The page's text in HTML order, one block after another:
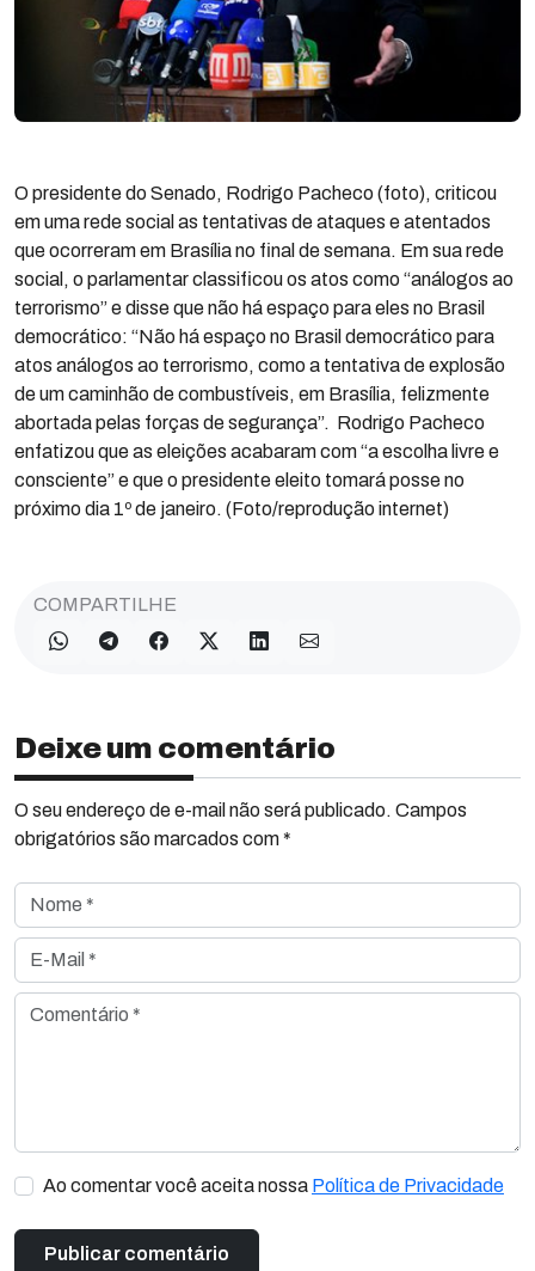
O presidente do Senado, Rodrigo Pacheco (foto), criticou
em uma rede social as tentativas de ataques e atentados
que ocorreram em Brasília no final de semana. Em sua rede
social, o parlamentar classificou os atos como “análogos ao
terrorismo” e disse que não há espaço para eles no Brasil
democrático: “Não há espaço no Brasil democrático para
atos análogos ao terrorismo, como a tentativa de explosão
de um caminhão de combustíveis, em Brasília, felizmente
abortada pelas forças de segurança”. Rodrigo Pacheco
enfatizou que as eleições acabaram com “a escolha livre e
consciente” e que o presidente eleito tomará posse no
próximo dia 1º de janeiro. (Foto/reprodução internet)
COMPARTILHE
Deixe um comentário
O seu endereço de e-mail não será publicado. Campos
obrigatórios são marcados com *
Nome *
E-Mail *
Comentário *
Ao comentar você aceita nossa Política de Privacidade